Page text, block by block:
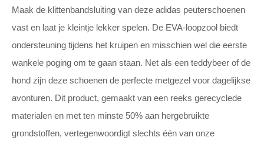
Maak de klittenbandsluiting van deze adidas peuterschoenen
vast en laat je kleintje lekker spelen. De EVA-loopzool biedt
ondersteuning tijdens het kruipen en misschien wel die eerste
wankele poging om te gaan staan. Net als een teddybeer of de
hond zijn deze schoenen de perfecte metgezel voor dagelijkse
avonturen. Dit product, gemaakt van een reeks gerecyclede
materialen en met ten minste 50% aan hergebruikte
grondstoffen, vertegenwoordigt slechts één van onze